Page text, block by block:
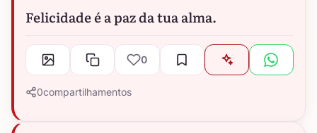
Felicidade é a paz da tua alma.
0
0compartilhamentos